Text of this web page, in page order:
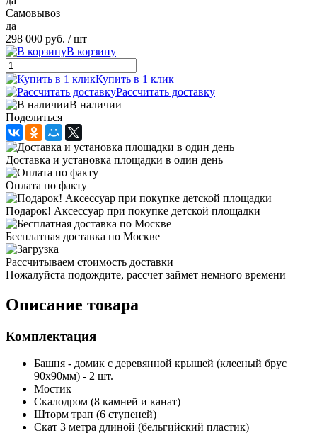
Самовывоз
да
298 000 руб. / шт
В корзину
Купить в 1 клик
Рассчитать доставку
В наличии
Поделиться
Доставка и установка площадки в один день
Оплата по факту
Подарок! Аксессуар при покупке детской площадки
Бесплатная доставка по Москве
Рассчитываем стоимость доставки
Пожалуйста подождите, рассчет займет немного времени
Описание товара
Комплектация
Башня - домик с деревянной крышей (клееный брус
90х90мм) - 2 шт.
Мостик
Скалодром (8 камней и канат)
Шторм трап (6 ступеней)
Скат 3 метра длиной (бельгийский пластик)